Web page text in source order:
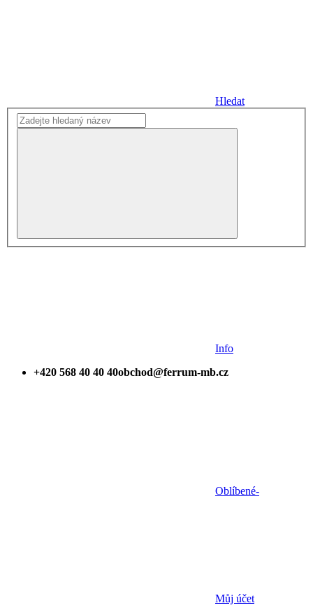
Hledat
Info
+420 568 40 40 40obchod@ferrum-mb.cz
Oblíbené-
Můj účet